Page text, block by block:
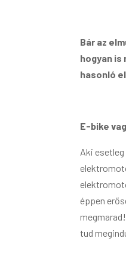
Bár az
hogyan is
hasonló
E-bike
Aki
éppen
tud